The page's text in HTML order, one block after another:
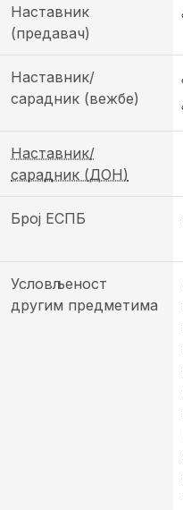
Наставник
(предавач)
Наставник/
сарадник (вежбе)
Наставник/
сарадник (ДОН)
Број ЕСПБ
Условљеност
другим предметима